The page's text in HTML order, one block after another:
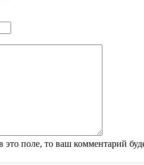
это поле, то ваш комментарий